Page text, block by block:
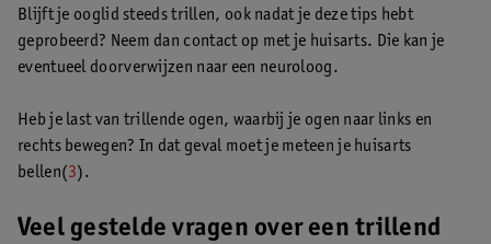
Blijft je ooglid steeds trillen, ook nadat je deze tips hebt
geprobeerd? Neem dan contact op met je huisarts. Die kan je
eventueel doorverwijzen naar een neuroloog.
Heb je last van trillende ogen, waarbij je ogen naar links en
rechts bewegen? In dat geval moet je meteen je huisarts
bellen(3).
Veel gestelde vragen over een trillend